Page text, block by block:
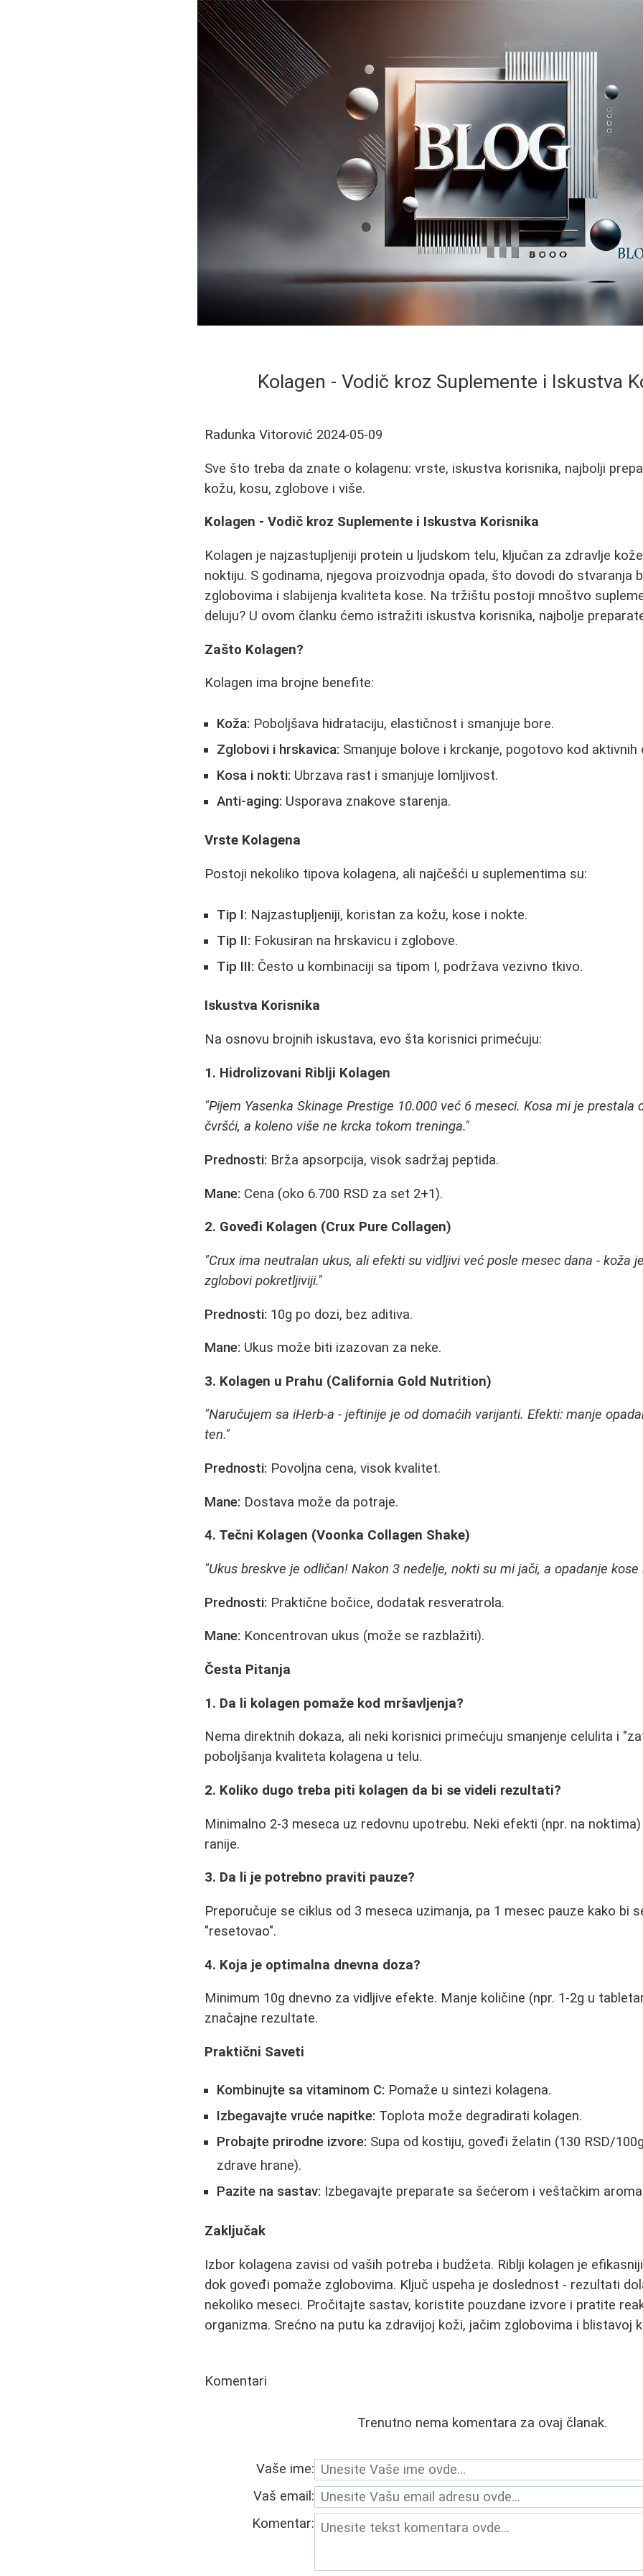
Kolagen - Vodič kroz Suplemente i Iskustva
Radunka Vitorović 2024-05-09
Sve što treba da znate o kolagenu: vrste, iskustva korisnika, najbolji
kožu, kosu, zglobove i više.
Kolagen - Vodič kroz Suplemente i Iskustva Korisnika
Kolagen je najzastupljeniji protein u ljudskom telu, ključan za zdravlje
noktiju. S godinama, njegova proizvodnja opada, što dovodi do stvaranja
zglobovima i slabijenja kvaliteta kose. Na tržištu postoji mnoštvo
deluju? U ovom članku ćemo istražiti iskustva korisnika, najbolje
Zašto Kolagen?
Kolagen ima brojne benefite:
Koža: Poboljšava hidrataciju, elastičnost i smanjuje bore.
Zglobovi i hrskavica: Smanjuje bolove i krckanje, pogotovo kod aktivnih
Kosa i nokti: Ubrzava rast i smanjuje lomljivost.
Anti-aging: Usporava znakove starenja.
Vrste Kolagena
Postoji nekoliko tipova kolagena, ali najčešći u suplementima su:
Tip I: Najzastupljeniji, koristan za kožu, kose i nokte.
Tip II: Fokusiran na hrskavicu i zglobove.
Tip III: Često u kombinaciji sa tipom I, podržava vezivno tkivo.
Iskustva Korisnika
Na osnovu brojnih iskustava, evo šta korisnici primećuju:
1. Hidrolizovani Riblji Kolagen
"Pijem Yasenka Skinage Prestige 10.000 već 6 meseci. Kosa mi je prestala
čvršći, a koleno više ne krcka tokom treninga."
Prednosti: Brža apsorpcija, visok sadržaj peptida.
Mane: Cena (oko 6.700 RSD za set 2+1).
2. Goveđi Kolagen (Crux Pure Collagen)
"Crux ima neutralan ukus, ali efekti su vidljivi već posle mesec dana - koža
zglobovi pokretljiviji."
Prednosti: 10g po dozi, bez aditiva.
Mane: Ukus može biti izazovan za neke.
3. Kolagen u Prahu (California Gold Nutrition)
"Naručujem sa iHerb-a - jeftinije je od domaćih varijanti. Efekti: manje
ten."
Prednosti: Povoljna cena, visok kvalitet.
Mane: Dostava može da potraje.
4. Tečni Kolagen (Voonka Collagen Shake)
"Ukus breskve je odličan! Nakon 3 nedelje, nokti su mi jači, a opadanje kose
Prednosti: Praktične bočice, dodatak resveratrola.
Mane: Koncentrovan ukus (može se razblažiti).
Česta Pitanja
1. Da li kolagen pomaže kod mršavljenja?
Nema direktnih dokaza, ali neki korisnici primećuju smanjenje celulita i
poboljšanja kvaliteta kolagena u telu.
2. Koliko dugo treba piti kolagen da bi se videli rezultati?
Minimalno 2-3 meseca uz redovnu upotrebu. Neki efekti (npr. na
ranije.
3. Da li je potrebno praviti pauze?
Preporučuje se ciklus od 3 meseca uzimanja, pa 1 mesec pauze kako bi
"resetovao".
4. Koja je optimalna dnevna doza?
Minimum 10g dnevno za vidljive efekte. Manje količine (npr. 1-2g u
značajne rezultate.
Praktični Saveti
Kombinujte sa vitaminom C: Pomaže u sintezi kolagena.
Izbegavajte vruće napitke: Toplota može degradirati kolagen.
Probajte prirodne izvore: Supa od kostiju, goveđi želatin (130 RSD/
zdrave hrane).
Pazite na sastav: Izbegavajte preparate sa šećerom i veštačkim
Zaključak
Izbor kolagena zavisi od vaših potreba i budžeta. Riblji kolagen je
dok goveđi pomaže zglobovima. Ključ uspeha je doslednost - rezultati
nekoliko meseci. Pročitajte sastav, koristite pouzdane izvore i pratite
organizma. Srećno na putu ka zdravijoj koži, jačim zglobovima i blistavoj
Komentari
Trenutno nema komentara za ovaj članak.
Vaše ime:
Vaš email:
Komentar: